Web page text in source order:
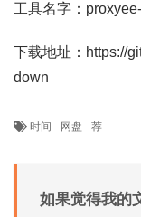
工具名字：
下载地址：https://
down
时间 网盘 荐
如果觉得我的